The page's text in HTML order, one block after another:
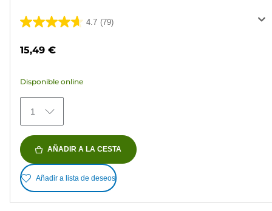
4.7 (79)
4.7
79
reseñas
15,49 €
Disponible online
1
AÑADIR A LA CESTA
Añadir a lista de deseos